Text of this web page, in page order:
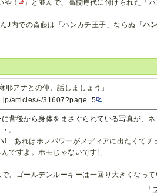
や！
」と並んで、高校時代に付けられた「
J内での斎藤は「ハンカチ王子」ならぬ「ハ
耶アナとの仲、話しましょう」
articles/-/31607?page=5
背後から身体をまさぐられている写真が、
。
!
あれはホフパワーがメディアに出たくてチ
ですよ。ホモじゃないです!」
、ゴールデンルーキーは一回り大きくなって
「